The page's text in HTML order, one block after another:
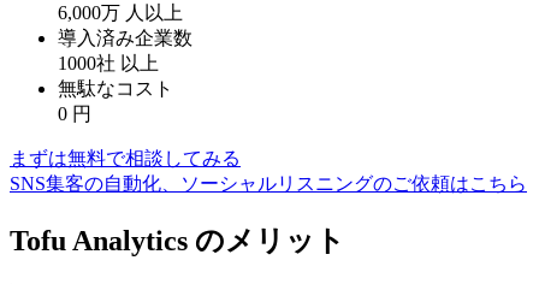
6,000万 人以上
導入済み企業数
1000社 以上
無駄なコスト
0 円
まずは無料で相談してみる
SNS集客の自動化、ソーシャルリスニングのご依頼はこちら
Tofu Analytics のメリット